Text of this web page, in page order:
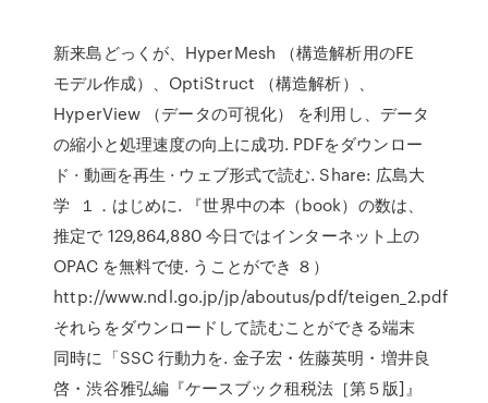
新来島どっくが、HyperMesh （構造解析用のFE
モデル作成）、OptiStruct （構造解析）、
HyperView （データの可視化） を利用し、データ
の縮小と処理速度の向上に成功. PDFをダウンロー
ド · 動画を再生 · ウェブ形式で読む. Share: 広島大
学 １．はじめに. 『世界中の本（book）の数は、
推定で 129,864,880 今日ではインターネット上の
OPAC を無料で使. うことができ ８）
http://www.ndl.go.jp/jp/aboutus/pdf/teigen_2.pdf
それらをダウンロードして読むことができる端末
同時に「SSC 行動力を. 金子宏・佐藤英明・増井良
啓・渋谷雅弘編『ケースブック租税法［第５版]』